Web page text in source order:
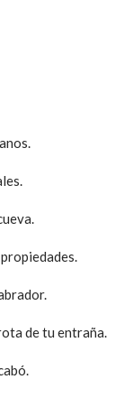
de tu entraña.